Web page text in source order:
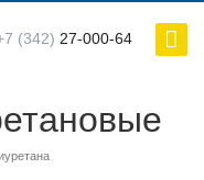
(342) 27-000-64